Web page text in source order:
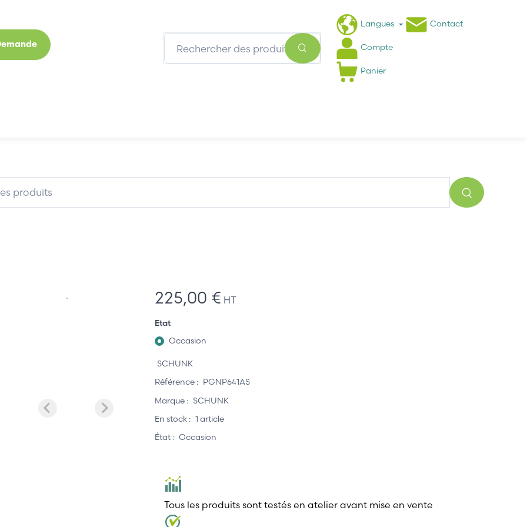
Langues Contact
Compte
Panier
225,00 € HT
Etat
Occasion
SCHUNK
Référence : PGNP641AS
Marque : SCHUNK
En stock : 1 article
État : Occasion
Tous les produits sont testés en atelier avant mise en vente